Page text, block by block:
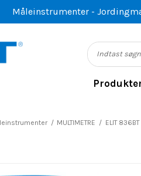
Måleinstrumenter -
/ MULTIMETRE / ELIT